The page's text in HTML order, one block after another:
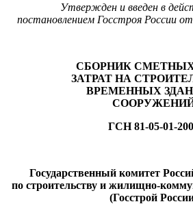
Утвержден и введен в
постановлением Госстроя России
СБОРНИК
ЗАТРАТ НА
ВРЕМЕННЫХ
ГСН 81-05-01-
Государственный комитет
по строительству и жилищно-
(Госстрой